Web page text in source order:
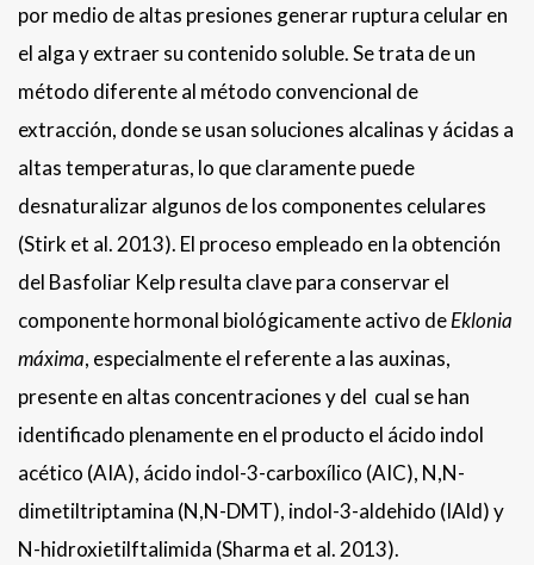
por medio de altas presiones generar ruptura celular en
el alga y extraer su contenido soluble. Se trata de un
método diferente al método convencional de
extracción, donde se usan soluciones alcalinas y ácidas a
altas temperaturas, lo que claramente puede
desnaturalizar algunos de los componentes celulares
(Stirk et al. 2013). El proceso empleado en la obtención
del Basfoliar Kelp resulta clave para conservar el
componente hormonal biológicamente activo deEklonia
máxima, especialmente el referente a las auxinas,
presente en altas concentraciones y del cual se han
identificado plenamente en el producto el ácido indol
acético (AIA), ácido indol-3-carboxílico (AIC), N,N-
dimetiltriptamina (N,N-DMT), indol-3-aldehido (IAld) y
N-hidroxietilftalimida (Sharma et al. 2013).